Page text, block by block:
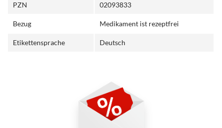
PZN 02093833
Bezug Medikament ist rezeptfrei
Etikettensprache Deutsch